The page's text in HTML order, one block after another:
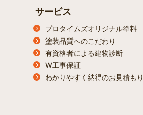
サービス
プロタイムズオリジナル塗料
塗装品質へのこだわり
有資格者による建物診断
W工事保証
わかりやすく納得のお見積もり